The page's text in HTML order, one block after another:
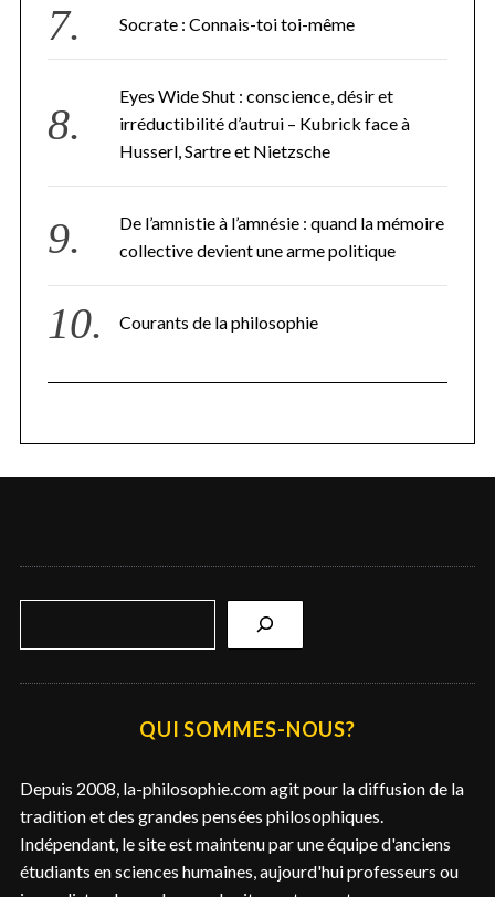
Socrate : Connais-toi toi-même
Eyes Wide Shut : conscience, désir et
irréductibilité d’autrui – Kubrick face à
Husserl, Sartre et Nietzsche
De l’amnistie à l’amnésie : quand la mémoire
collective devient une arme politique
Courants de la philosophie
QUI SOMMES-NOUS?
Depuis 2008, la-philosophie.com agit pour la diffusion de la
tradition et des grandes pensées philosophiques.
Indépendant, le site est maintenu par une équipe d'anciens
étudiants en sciences humaines, aujourd'hui professeurs ou